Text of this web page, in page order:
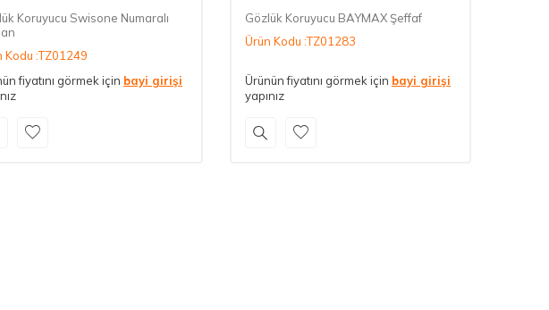
Koruyucu Swisone Numaralı
Kodu :TZ01249
fiyatını görmek için bayi girişi
Gözlük Koruyucu BAYMAX Şeffaf
Ürün Kodu :TZ01283
Ürünün fiyatını görmek için bayi girişi
yapınız